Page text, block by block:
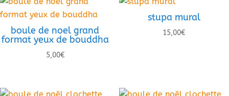
boule de noel grand
format yeux de bouddha
5,00€
stupa mural
15,00€